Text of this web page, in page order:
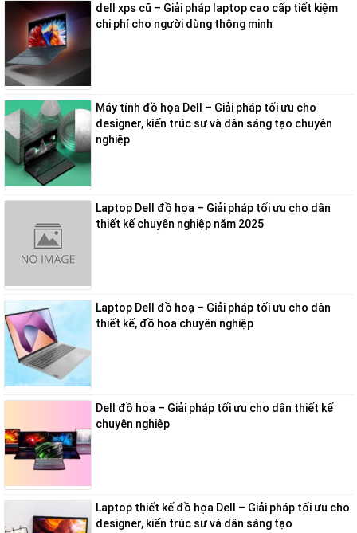
dell xps cũ – Giải pháp laptop cao cấp tiết kiệm
chi phí cho người dùng thông minh
Máy tính đồ họa Dell – Giải pháp tối ưu cho
designer, kiến trúc sư và dân sáng tạo chuyên
nghiệp
Laptop Dell đồ họa – Giải pháp tối ưu cho dân
thiết kế chuyên nghiệp năm 2025
Laptop Dell đồ hoạ – Giải pháp tối ưu cho dân
thiết kế, đồ họa chuyên nghiệp
Dell đồ hoạ – Giải pháp tối ưu cho dân thiết kế
chuyên nghiệp
Laptop thiết kế đồ họa Dell – Giải pháp tối ưu cho
designer, kiến trúc sư và dân sáng tạo